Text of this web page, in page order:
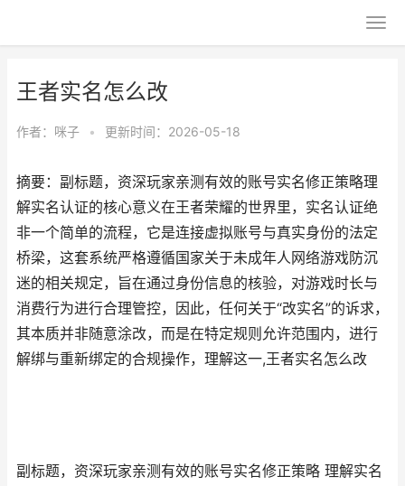
王者实名怎么改
作者： 咪子 • 更新时间：2026-05-18
摘要：副标题，资深玩家亲测有效的账号实名修正策略理
解实名认证的核心意义在王者荣耀的世界里，实名认证绝
非一个简单的流程，它是连接虚拟账号与真实身份的法定
桥梁，这套系统严格遵循国家关于未成年人网络游戏防沉
迷的相关规定，旨在通过身份信息的核验，对游戏时长与
消费行为进行合理管控，因此，任何关于“改实名”的诉求，
其本质并非随意涂改，而是在特定规则允许范围内，进行
解绑与重新绑定的合规操作，理解这一,王者实名怎么改
副标题，资深玩家亲测有效的账号实名修正策略 理解实名